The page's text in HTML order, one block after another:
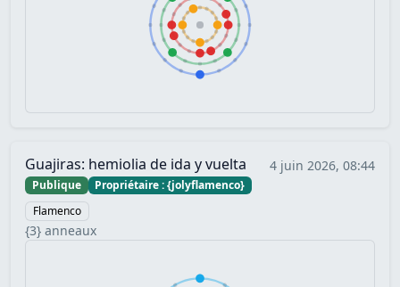
Guajiras: hemiolia de ida y vuelta
Publique
Propriétaire : {jolyflamenco}
Flamenco
4 juin 2026, 08:44
{3} anneaux